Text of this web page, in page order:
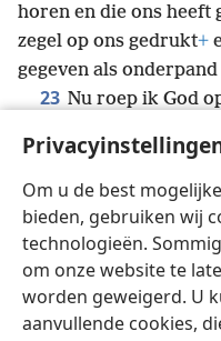
Om u de best
bieden, gebruiken wij
technologieën.
om onze website te
worden geweigerd. U
aanvullende cookies,
horen en die ons heeft
zegel op ons gedrukt+
gegeven als
23 Nu roep ik God
gekomen. 24
jullie geloof,+ maar
vreugde, want jullie
Nederlands